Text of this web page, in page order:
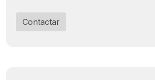
Contactar